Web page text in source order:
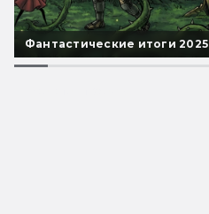
Фантастические итоги 2025